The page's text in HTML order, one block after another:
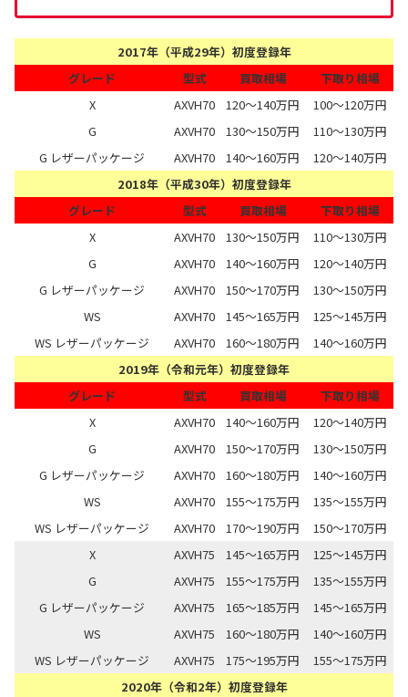
2017年（平成29年）初度登録年
グレード
型式 買取相場
下取り相場
X
AXVH70 120～140万円
100～120万円
G
AXVH70 130～150万円
110～130万円
G レザーパッケージ
AXVH70 140～160万円
120～140万円
2018年（平成30年）初度登録年
グレード
型式 買取相場
下取り相場
X
AXVH70 130～150万円
110～130万円
G
AXVH70 140～160万円
120～140万円
G レザーパッケージ
AXVH70 150～170万円
130～150万円
WS
AXVH70 145～165万円
125～145万円
WS レザーパッケージ
AXVH70 160～180万円
140～160万円
2019年（令和元年）初度登録年
グレード
型式 買取相場
下取り相場
X
AXVH70 140～160万円
120～140万円
G
AXVH70 150～170万円
130～150万円
G レザーパッケージ
AXVH70 160～180万円
140～160万円
WS
AXVH70 155～175万円
135～155万円
WS レザーパッケージ
AXVH70 170～190万円
150～170万円
X
AXVH75 145～165万円
125～145万円
G
AXVH75 155～175万円
135～155万円
G レザーパッケージ
AXVH75 165～185万円
145～165万円
WS
AXVH75 160～180万円
140～160万円
WS レザーパッケージ
AXVH75 175～195万円
155～175万円
2020年（令和2年）初度登録年